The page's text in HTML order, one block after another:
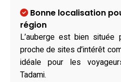
Bonne localisation
région
L’auberge est bien située
proche de sites d’intérêt
idéale pour les
Tadami.